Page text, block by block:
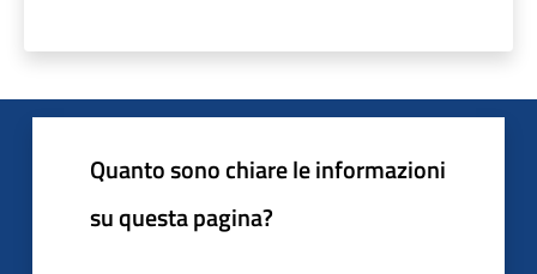
Quanto sono chiare le informazioni
su questa pagina?